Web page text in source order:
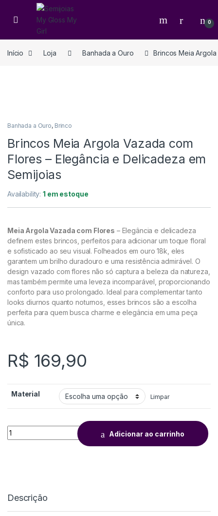
0
Início Loja Banhada a Ouro Brincos Meia
Banhada a Ouro, Brinco
Brincos Meia Argola Vazada com
Flores – Elegância e Delicadeza em
Semijoias
Availability:1 em estoque
Meia Argola Vazada com Flores – Elegância e delicadeza
definem estes brincos, perfeitos para adicionar um toque floral
e sofisticado ao seu visual. Folheados em ouro 18k, eles
garantem um brilho duradouro e uma resistência admirável. O
design vazado com flores não só captura a beleza da natureza,
mas também permite uma leveza incomparável, proporcionando
conforto para uso prolongado. Ideal para complementar tanto
looks diurnos quanto noturnos, esses brincos são a escolha
perfeita para quem busca charme e elegância em uma peça
única.
R$ 169,90
Material Limpar
Adicionar ao carrinho
Descrição